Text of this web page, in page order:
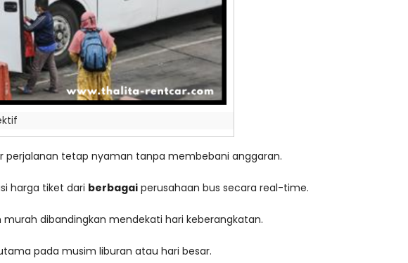
tetap nyaman tanpa membebani anggaran.
harga tiket dari berbagai perusahaan bus secara real-time.
dibandingkan mendekati hari keberangkatan.
pada musim liburan atau hari besar.